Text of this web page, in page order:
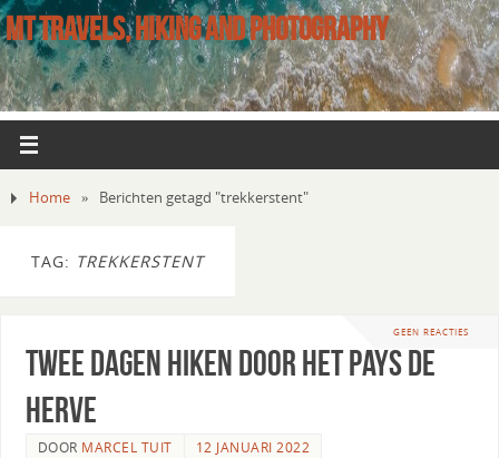
MT TRAVELS, HIKING AND PHOTOGRAPHY
Home » Berichten getagd "trekkerstent"
TAG: TREKKERSTENT
GEEN REACTIES
Twee dagen hiken door het Pays de
Herve
DOOR MARCEL TUIT
12 JANUARI 2022